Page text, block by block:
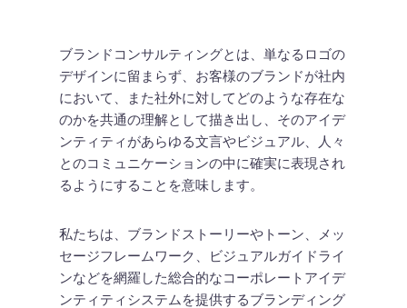
ブランドコンサルティングとは、単なるロゴの
デザインに留まらず、お客様のブランドが社内
において、また社外に対してどのような存在な
のかを共通の理解として描き出し、そのアイデ
ンティティがあらゆる文言やビジュアル、人々
とのコミュニケーションの中に確実に表現され
るようにすることを意味します。
私たちは、ブランドストーリーやトーン、メッ
セージフレームワーク、ビジュアルガイドライ
ンなどを網羅した総合的なコーポレートアイデ
ンティティシステムを提供するブランディング